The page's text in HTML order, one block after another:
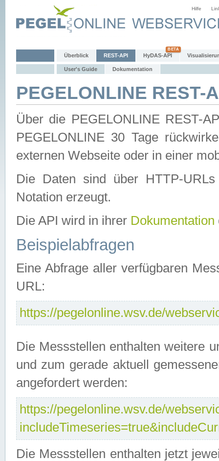
Hilfe
Überblick REST-API HyDAS-API
User's Guide Dokumentation
PEGELONLINE REST-
Über die PEGELONLINE REST-
PEGELONLINE 30 Tage
externen Webseite oder in einer
Die Daten sind über HTTP-
Notation erzeugt.
Die API wird in ihrer Dokumentation
Beispielabfragen
Eine Abfrage aller verfügbaren
URL:
https://pegelonline.wsv.de/
Die Messstellen enthalten weitere
und zum gerade aktuell
angefordert werden:
https://pegelonline.wsv.de/
Die Messstellen enthalten jetzt